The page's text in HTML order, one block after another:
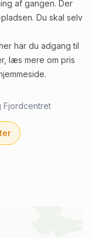
af gangen. Der
Du skal selv
har du adgang til
læs mere om pris
Fjordcentret